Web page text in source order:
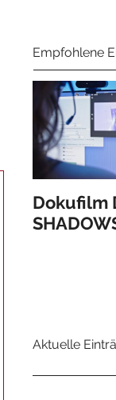
Empfohlene
Dokufilm
Aktuelle